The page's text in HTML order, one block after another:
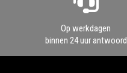
Op werkdagen
binnen 24 uur antwoord